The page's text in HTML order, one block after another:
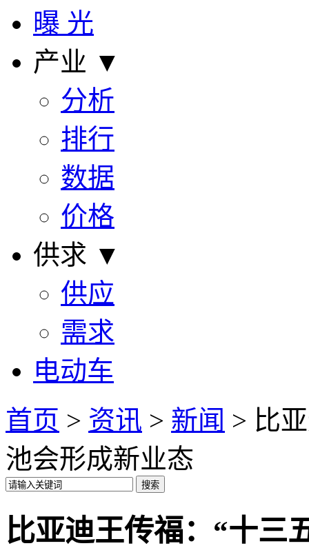
曝 光
产业 ▼
分析
排行
数据
价格
供求 ▼
供应
需求
电动车
首页 > 资讯 > 新闻 > 比
池会形成新业态
比亚迪王传福：“十三